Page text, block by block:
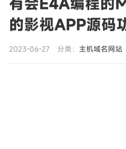
的影视APP源码
2023-06-27 分类： 主机域名网站